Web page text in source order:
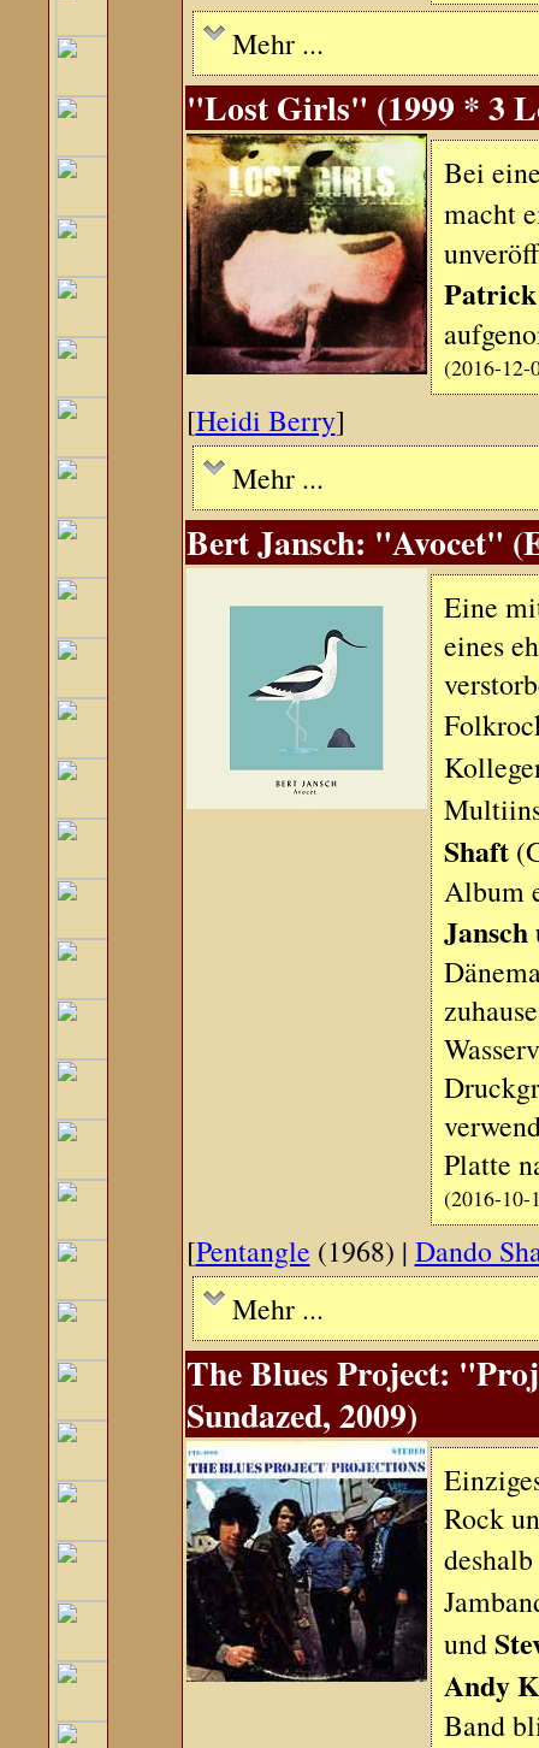
Mehr ...
"Lost Girls" (1999 * 3
Bei
macht
(2016-12-
[Heidi Berry]
Mehr ...
Bert Jansch: "Avocet"
Eine
eines
Shaft
Album
Platte
(2016-10-
[Pentangle (1968) | Dando
Mehr ...
The Blues Project:
Sundazed, 2009)
Rock
und
Andy
Band